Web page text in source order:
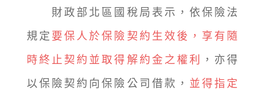
財政部北區國稅局表示，依保險法
規定 要保人於保險契約生效後，享有隨
時終止契約並取得解約金之權利
，亦得
以保險契約向保險公司借款， 並得指定